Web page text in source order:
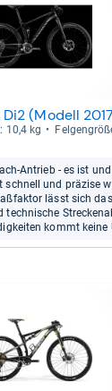
Di2 (Modell
10,4 kg
Antrieb - es ist
schnell und präzise
lässt sich das
technische
kommt keine